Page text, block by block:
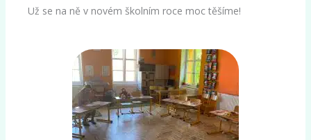
Už se na ně v novém školním roce moc těšíme!